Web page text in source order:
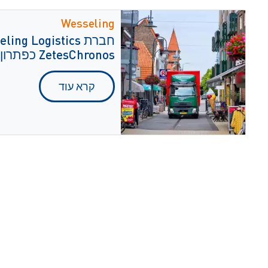
Wesseling
ZetesChronos כפתרון הוכחת-מסירה
קרא עוד